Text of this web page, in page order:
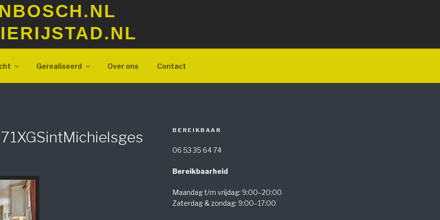
Gerealiseerd Over ons Contact
BEREIKBAAR
06 53 35 64 74
Bereikbaarheid
Maandag t/m vrijdag: 9:00–20:00
Zaterdag & zondag: 9:00–17:00